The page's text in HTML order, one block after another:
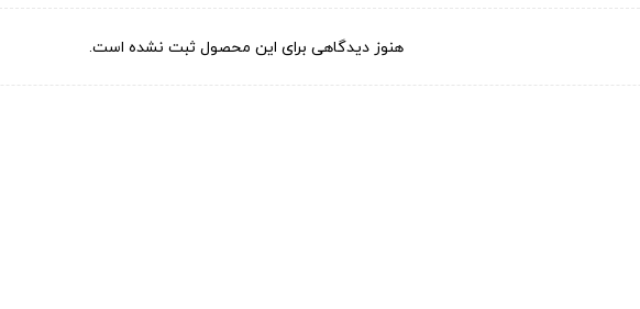
هنوز دیدگاهی برای این محصول ثبت نشده است.